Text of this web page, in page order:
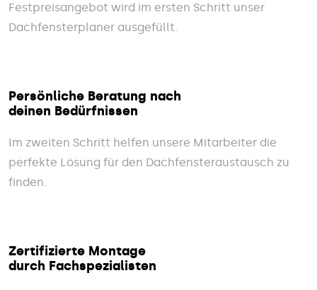
Festpreisangebot wird im ersten Schritt unser
Dachfensterplaner ausgefüllt.
Persönliche Beratung nach
deinen Bedürfnissen
Im zweiten Schritt helfen unsere Mitarbeiter die
perfekte Lösung für den Dachfensteraustausch zu
finden.
Zertifizierte Montage
durch Fachspezialisten